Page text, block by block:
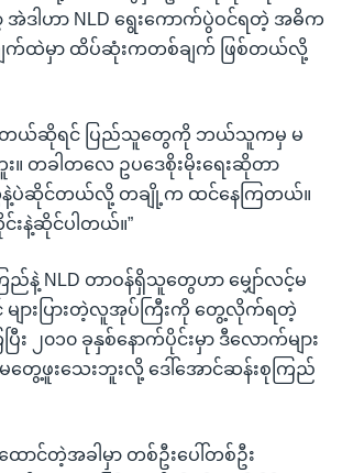
ာ့ အဲဒါဟာ NLD ရွေးကောက်ပွဲဝင်ရတဲ့ အဓိက
က်ထဲမှာ ထိပ်ဆုံးကတစ်ချက် ဖြစ်တယ်လို့
း ရှိတယ်ဆိုရင် ပြည်သူတွေကို ဘယ်သူကမှ မ
။ တခါတလေ ဥပဒေစိုးမိုးရေးဆိုတာ
ေနဲ့ပဲဆိုင်တယ်လို့ တချို့က ထင်နေကြတယ်။
းနဲ့ဆိုင်ပါတယ်။”
ည်နဲ့ NLD တာဝန်ရှိသူတွေဟာ မျှော်လင့်မ
များပြားတဲ့လူအုပ်ကြီးကို တွေ့လိုက်ရတဲ့
၂၀၁၀ ခုနှစ်နောက်ပိုင်းမှာ ဒီလောက်များ
ေ့ဖူးသေးဘူးလို့ ဒေါ်အောင်ဆန်းစုကြည်
ာင်တဲ့အခါမှာ တစ်ဦးပေါ်တစ်ဦး